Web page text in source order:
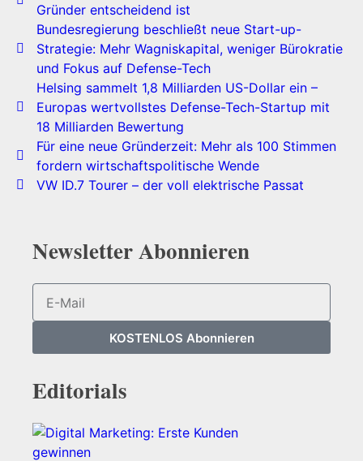
Gründer entscheidend ist
Bundesregierung beschließt neue Start-up-
Strategie: Mehr Wagniskapital, weniger Bürokratie
und Fokus auf Defense-Tech
Helsing sammelt 1,8 Milliarden US-Dollar ein –
Europas wertvollstes Defense-Tech-Startup mit
18 Milliarden Bewertung
Für eine neue Gründerzeit: Mehr als 100 Stimmen
fordern wirtschaftspolitische Wende
VW ID.7 Tourer – der voll elektrische Passat
Newsletter Abonnieren​
KOSTENLOS Abonnieren
Editorials